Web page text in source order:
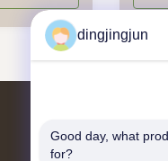
it to adapt to
slight
আমাদের
dingjingjun
Good day, what
for?